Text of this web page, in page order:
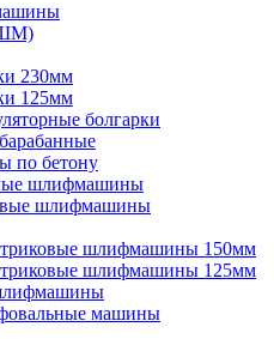
230мм
125мм
болгарки
по бетону
шлифмашины
шлифмашины
шлифмашины 150мм
шлифмашины 125мм
машины